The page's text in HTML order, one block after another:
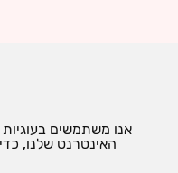
אנו משתמשים
האינטרנט שלנו,